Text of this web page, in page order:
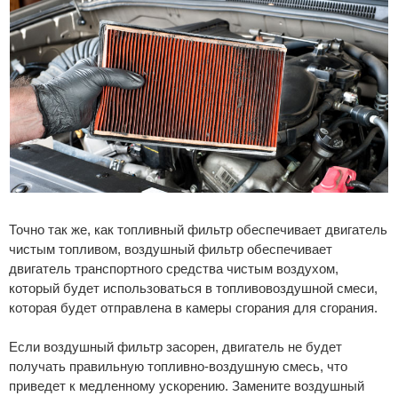
Точно так же, как топливный фильтр обеспечивает двигатель
чистым топливом, воздушный фильтр обеспечивает
двигатель транспортного средства чистым воздухом,
который будет использоваться в топливовоздушной смеси,
которая будет отправлена ​​​​в камеры сгорания для сгорания.
Если воздушный фильтр засорен, двигатель не будет
получать правильную топливно-воздушную смесь, что
приведет к медленному ускорению. Замените воздушный